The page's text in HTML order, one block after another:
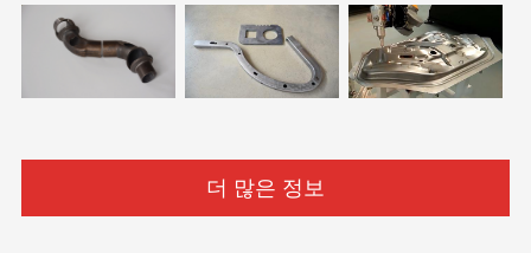
더 많은 정보